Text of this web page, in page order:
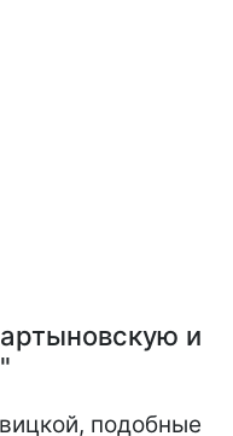
и
подобные